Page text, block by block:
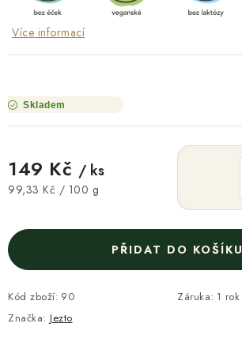
Více informací
Skladem
149 Kč / ks
Měrná cena:
99,33 Kč / 100 g
PŘIDAT DO KOŠÍKU
Kód zboží: 90 Záruka: 1 rok
Značka: Jezto